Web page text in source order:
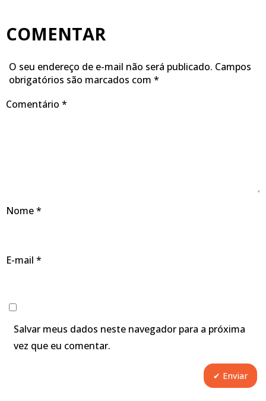
COMENTAR
O seu endereço de e-mail não será publicado. Campos
obrigatórios são marcados com *
Comentário *
Nome*
E-mail *
Salvar meus dados neste navegador para a próxima
vez que eu comentar.